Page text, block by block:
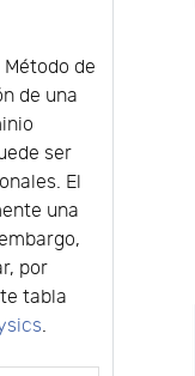
de
de una
ser
El
una
por
tabla
.